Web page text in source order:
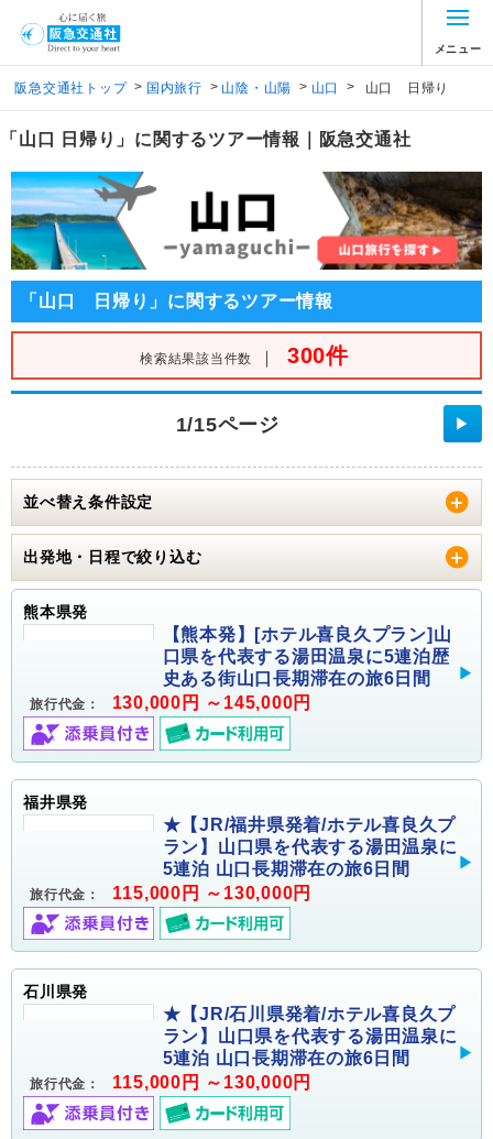
メニュー
阪急交通社トップ > 国内旅行 > 山陰・山陽 > 山口 > 山口 日帰り
「山口 日帰り」に関するツアー情報｜阪急交通社
「山口 日帰り」に関するツアー情報
検索結果該当件数 ｜ 300件
1/15ページ ▶
並べ替え条件設定
出発地・日程で絞り込む
熊本県発
【熊本発】[ホテル喜良久プラン]山
口県を代表する湯田温泉に5連泊歴
史ある街山口長期滞在の旅6日間
旅行代金： 130,000円 ～145,000円
福井県発
★【JR/福井県発着/ホテル喜良久プ
ラン】山口県を代表する湯田温泉に
5連泊 山口長期滞在の旅6日間
旅行代金： 115,000円 ～130,000円
石川県発
★【JR/石川県発着/ホテル喜良久プ
ラン】山口県を代表する湯田温泉に
5連泊 山口長期滞在の旅6日間
旅行代金： 115,000円 ～130,000円